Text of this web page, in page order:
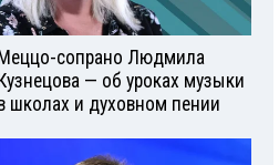
Меццо-сопрано Людмила
Кузнецова — об уроках музыки
школах и духовном пении